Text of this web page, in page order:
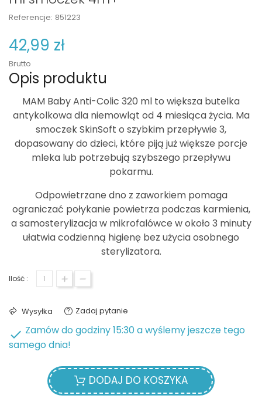
Referencje: 851223
42,99 zł
Brutto
Opis produktu
MAM Baby Anti-Colic 320 ml to większa butelka
antykolkowa dla niemowląt od 4 miesiąca życia. Ma
smoczek SkinSoft o szybkim przepływie 3,
dopasowany do dzieci, które piją już większe porcje
mleka lub potrzebują szybszego przepływu
pokarmu.
Odpowietrzane dno z zaworkiem pomaga
ograniczać połykanie powietrza podczas karmienia,
a samosterylizacja w mikrofalówce w około 3 minuty
ułatwia codzienną higienę bez użycia osobnego
sterylizatora.
Ilość :
Wysyłka Zadaj pytanie
 Zamów do godziny 15:30 a wyślemy jeszcze tego
samego dnia!
DODAJ DO KOSZYKA